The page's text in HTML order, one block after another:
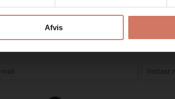
Afvis
lydsvagt stempel, der giver en behagelig og